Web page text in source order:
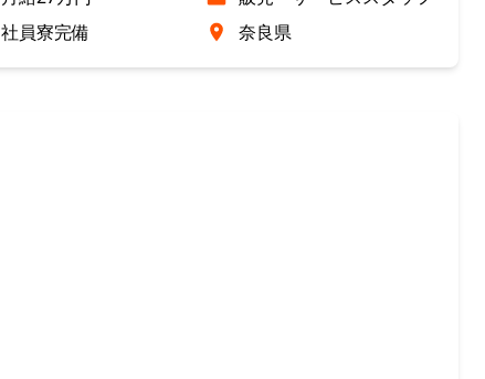
社員寮完備
奈良県